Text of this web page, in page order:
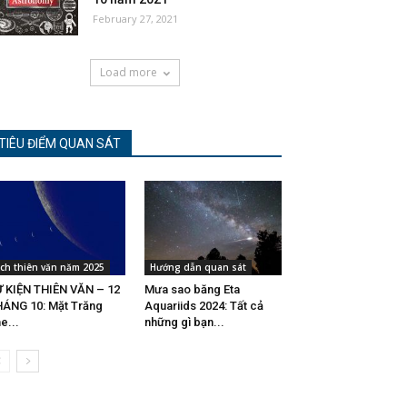
February 27, 2021
Load more
ĐIỂM QUAN SÁT
thiên văn năm 2025
KIỆN THIÊN VĂN – 12
10: Mặt Trăng
Hướng dẫn quan sát
Mưa sao băng Eta
Aquariids 2024: Tất cả
những gì bạn...